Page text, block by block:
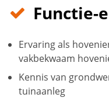
Functie-
Ervaring als
vakbekwaam
Kennis van
tuinaanleg